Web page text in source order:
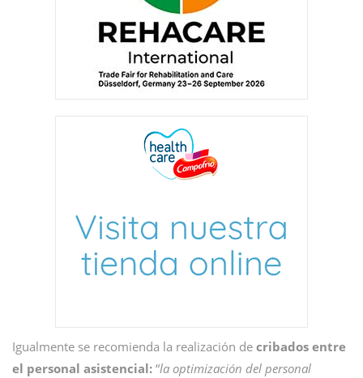
Igualmente se recomienda la realización de cribados entre
el personal asistencial: “la optimización del personal